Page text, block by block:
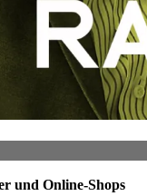
und Online-Shops